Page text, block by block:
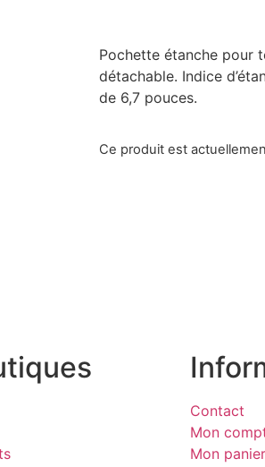
Pochette étanche pour
détachable. Indice
de 6,7 pouces.
Ce produit est
Contact
Mon
Mon panier